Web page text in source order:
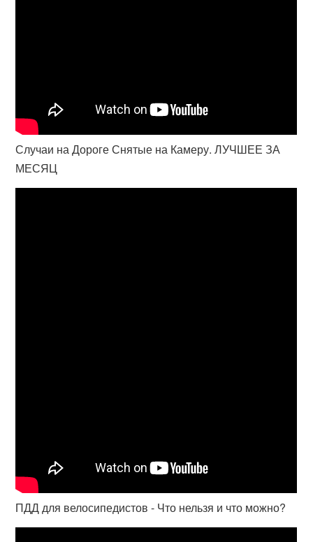
Случаи на Дороге Снятые на Камеру. ЛУЧШЕЕ ЗА
МЕСЯЦ
ПДД для велосипедистов - Что нельзя и что можно?